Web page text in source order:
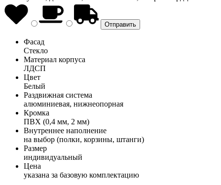
Фасад
Стекло
Материал корпуса
ЛДСП
Цвет
Белый
Раздвижная система
алюминиевая, нижнеопорная
Кромка
ПВХ (0,4 мм, 2 мм)
Внутреннее наполнение
на выбор (полки, корзины, штанги)
Размер
индивидуальный
Цена
указана за базовую комплектацию